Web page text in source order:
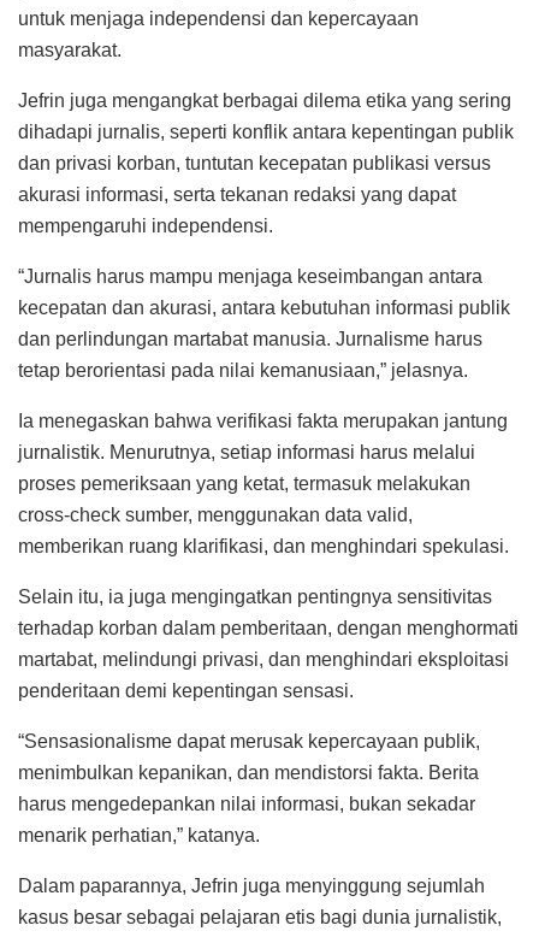
untuk menjaga independensi dan kepercayaan
masyarakat.
Jefrin juga mengangkat berbagai dilema etika yang sering
dihadapi jurnalis, seperti konflik antara kepentingan publik
dan privasi korban, tuntutan kecepatan publikasi versus
akurasi informasi, serta tekanan redaksi yang dapat
mempengaruhi independensi.
“Jurnalis harus mampu menjaga keseimbangan antara
kecepatan dan akurasi, antara kebutuhan informasi publik
dan perlindungan martabat manusia. Jurnalisme harus
tetap berorientasi pada nilai kemanusiaan,” jelasnya.
Ia menegaskan bahwa verifikasi fakta merupakan jantung
jurnalistik. Menurutnya, setiap informasi harus melalui
proses pemeriksaan yang ketat, termasuk melakukan
cross-check sumber, menggunakan data valid,
memberikan ruang klarifikasi, dan menghindari spekulasi.
Selain itu, ia juga mengingatkan pentingnya sensitivitas
terhadap korban dalam pemberitaan, dengan menghormati
martabat, melindungi privasi, dan menghindari eksploitasi
penderitaan demi kepentingan sensasi.
“Sensasionalisme dapat merusak kepercayaan publik,
menimbulkan kepanikan, dan mendistorsi fakta. Berita
harus mengedepankan nilai informasi, bukan sekadar
menarik perhatian,” katanya.
Dalam paparannya, Jefrin juga menyinggung sejumlah
kasus besar sebagai pelajaran etis bagi dunia jurnalistik,